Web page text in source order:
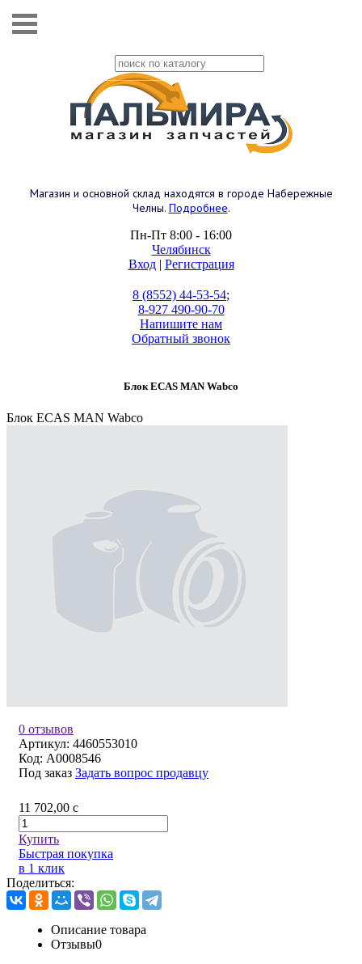
Магазин и основной склад находятся в городе Набережные
Челны. Подробнее.
Пн-Пт 8:00 - 16:00
Челябинск
Вход| Регистрация
8 (8552) 44-53-54;
8-927 490-90-70
Напишите нам
Обратный звонок
Блок ECAS MAN Wabco
Блок ECAS MAN Wabco
0 отзывов
Артикул: 4460553010
Код: A0008546
Под заказ Задать вопрос продавцу
11 702,00 c
Купить
Быстрая покупка
в 1 клик
Поделиться:
Описание товара
Отзывы0